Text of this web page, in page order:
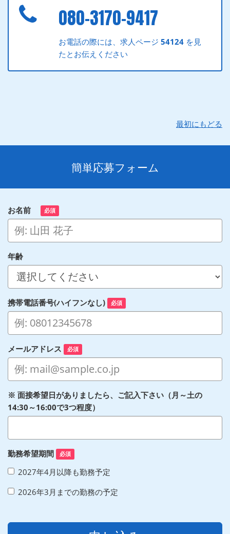
080-3170-9417
お電話の際には、求人ページ54124 を見
たとお伝えください
最初にもどる
簡単応募フォーム
お名前 必須
年齢
携帯電話番号(ハイフンなし) 必須
メールアドレス 必須
※ 面接希望日がありましたら、ご記入下さい（月～土の
14:30～16:00で3つ程度）
勤務希望期間 必須
2027年4月以降も勤務予定
2026年3月までの勤務の予定